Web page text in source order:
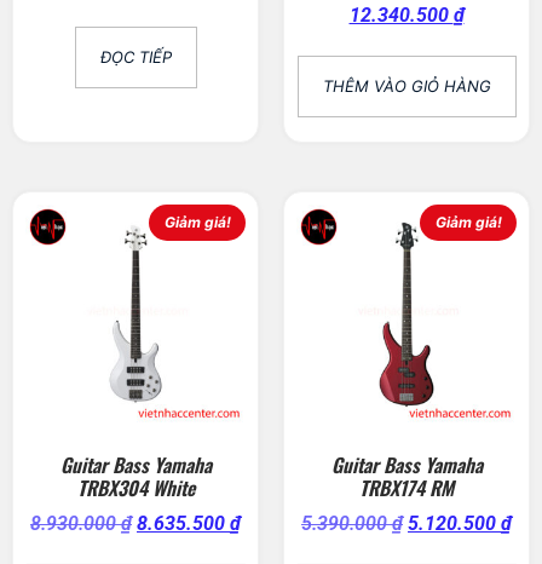
ĐỌC TIẾP
12.340.500 ₫
THÊM VÀO GIỎ HÀNG
Giảm giá!
Guitar Bass Yamaha
TRBX304 White
8.930.000₫ 8.635.500 ₫
Giảm giá!
Guitar Bass Yamaha
TRBX174 RM
5.390.000₫ 5.120.500 ₫